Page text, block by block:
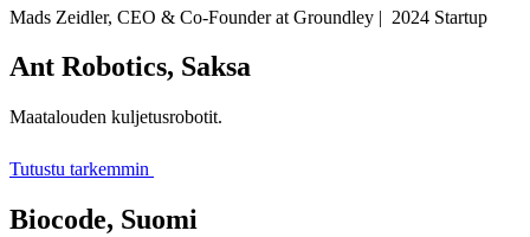
Mads Zeidler, CEO & Co-Founder at Groundley | 2024 Startup
Ant Robotics, Saksa
Maatalouden kuljetusrobotit.
Tutustu tarkemmin
Biocode, Suomi